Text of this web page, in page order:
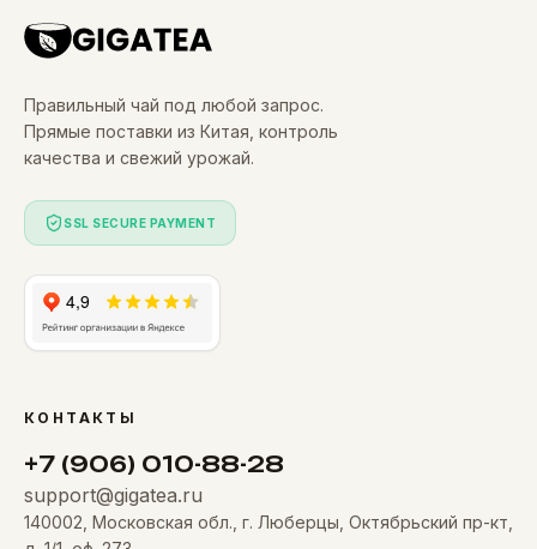
Правильный чай под любой запрос.
Прямые поставки из Китая, контроль
качества и свежий урожай.
SSL SECURE PAYMENT
КОНТАКТЫ
+7 (906) 010-88-28
support@gigatea.ru
140002, Московская обл., г. Люберцы, Октябрьский пр-кт,